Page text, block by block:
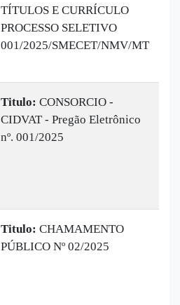
TÍTULOS E CURRÍCULO
PROCESSO SELETIVO
001/2025/SMECET/NMV/MT
Titulo: CONSORCIO -
CIDVAT - Pregão Eletrônico
nº. 001/2025
Titulo: CHAMAMENTO
PÚBLICO Nº 02/2025